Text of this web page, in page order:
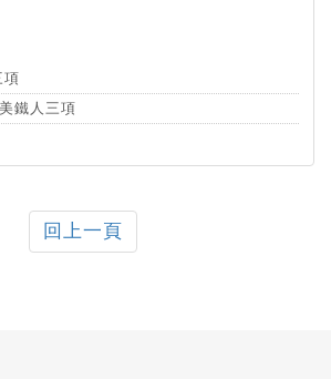
項
鐵人三項
回上一頁